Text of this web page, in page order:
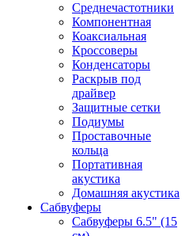
Среднечастотники
Компонентная
Коаксиальная
Кроссоверы
Конденсаторы
Раскрыв под
драйвер
Защитные сетки
Подиумы
Проставочные
кольца
Портативная
акустика
Домашняя акустика
Сабвуферы
Сабвуферы 6.5" (15